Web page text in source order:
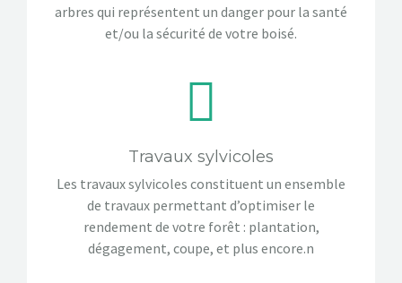
arbres qui représentent un danger pour la santé
et/ou la sécurité de votre boisé.
Travaux sylvicoles
Les travaux sylvicoles constituent un ensemble
de travaux permettant d’optimiser le
rendement de votre forêt : plantation,
dégagement, coupe, et plus encore.n